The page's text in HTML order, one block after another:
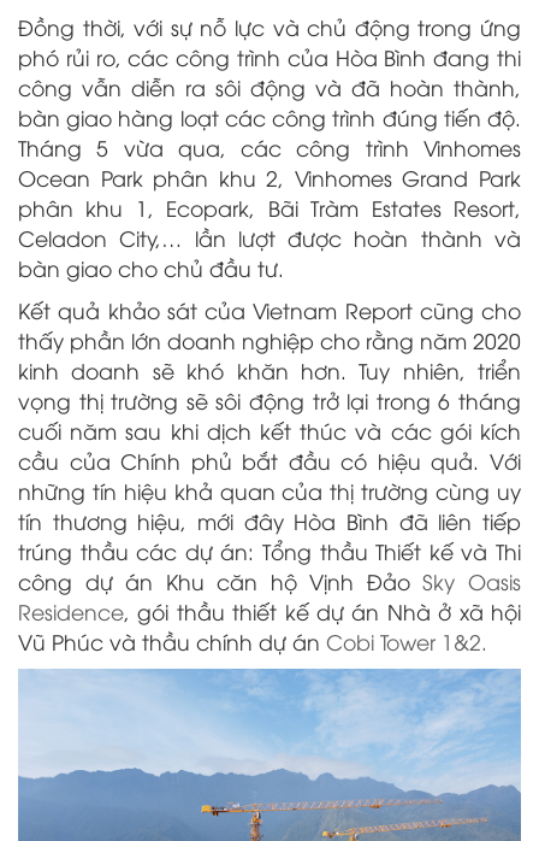
Đồng thời, với sự nỗ lực và chủ động trong ứng
phó rủi ro, các công trình của Hòa Bình đang thi
công vẫn diễn ra sôi động và đã hoàn thành,
bàn giao hàng loạt các công trình đúng tiến độ.
Tháng 5 vừa qua, các công trình Vinhomes
Ocean Park phân khu 2, Vinhomes Grand Park
phân khu 1, Ecopark, Bãi Tràm Estates Resort,
Celadon City,… lần lượt được hoàn thành và
bàn giao cho chủ đầu tư.
Kết quả khảo sát của Vietnam Report cũng cho
thấy phần lớn doanh nghiệp cho rằng năm 2020
kinh doanh sẽ khó khăn hơn. Tuy nhiên, triển
vọng thị trường sẽ sôi động trở lại trong 6 tháng
cuối năm sau khi dịch kết thúc và các gói kích
cầu của Chính phủ bắt đầu có hiệu quả. Với
những tín hiệu khả quan của thị trường cùng uy
tín thương hiệu, mới đây Hòa Bình đã liên tiếp
trúng thầu các dự án: Tổng thầu Thiết kế và Thi
công dự án Khu căn hộ Vịnh ĐảoSky Oasis
Residence, gói thầu thiết kế dự án Nhà ở xã hội
Vũ Phúc và thầu chính dự án Cobi Tower 1&2.